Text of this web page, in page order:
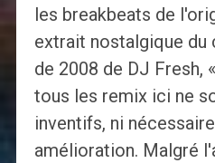
les breakbeats de
extrait nostalgique du
de 2008 de DJ Fresh,
tous les remix ici ne
inventifs, ni
amélioration. Malgré